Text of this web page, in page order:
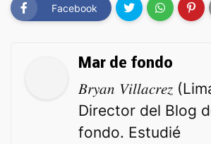
Facebook
Mar de fondo
𝐵𝑟𝑦𝑎𝑛 𝑉𝑖𝑙𝑙𝑎𝑐𝑟𝑒𝑧
Director del Blog
fondo. Estudié